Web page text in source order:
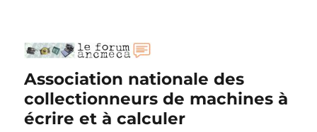
Association nationale des
collectionneurs de machines à
écrire et à calculer